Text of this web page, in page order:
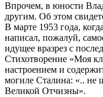
Впрочем, в юности
другим. Об этом
В марте 1953 года,
написал, пожалуй,
идущее вразрез с
Стихотворение «Моя
настроением и
могиле Сталина: «.. не
Великой Отчизны».